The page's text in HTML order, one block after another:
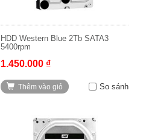
HDD Western Blue 2Tb SATA3
5400rpm
1.450.000 ₫
Thêm vào giỏ So sánh